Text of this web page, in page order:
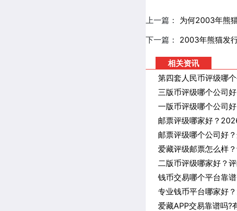
上一篇： 为何2003年熊
下一篇： 2003年熊猫发
相关资讯
第四套人民币评级哪
三版币评级哪个公司
一版币评级哪个公司
邮票评级哪家好？
邮票评级哪个公司好
爱藏评级邮票怎么样
二版币评级哪家好？
钱币交易哪个平台靠
专业钱币平台哪家好
爱藏APP交易靠谱吗?